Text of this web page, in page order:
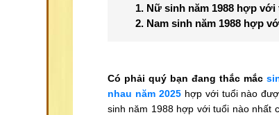
1. Nữ sinh năm 1988 hợp
2. Nam sinh năm 1988 hợp
Có phải quý bạn đang thắc mắc
nhau năm 2025hợp với tuổi nào
sinh năm 1988 hợp với tuổi nào nhất